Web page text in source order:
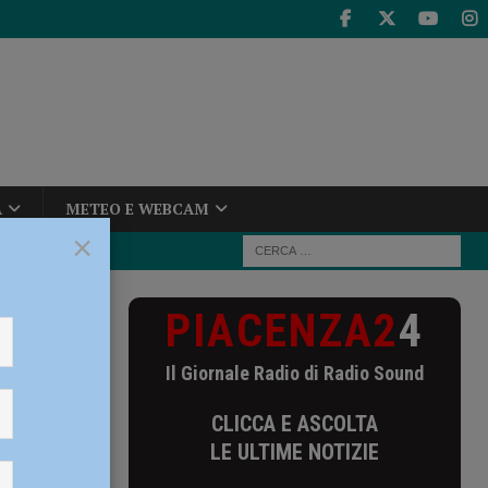
METEO E WEBCAM
PIACENZA24
Il Giornale Radio di Radio Sound
CLICCA E ASCOLTA
LE ULTIME NOTIZIE
×